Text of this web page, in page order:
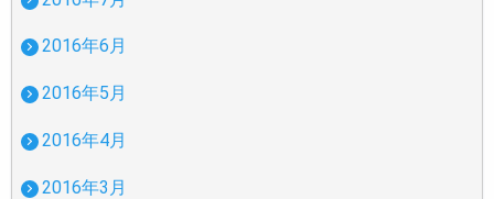
2016年6月
2016年5月
2016年4月
2016年3月